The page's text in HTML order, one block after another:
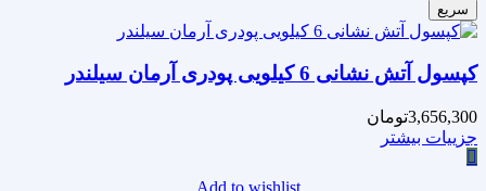
سریع
کپسول آتش نشانی 6 کیلویی پودری آرمان سیلندر
3,656,300تومان
جزییات بیشتر
Add to wishlist